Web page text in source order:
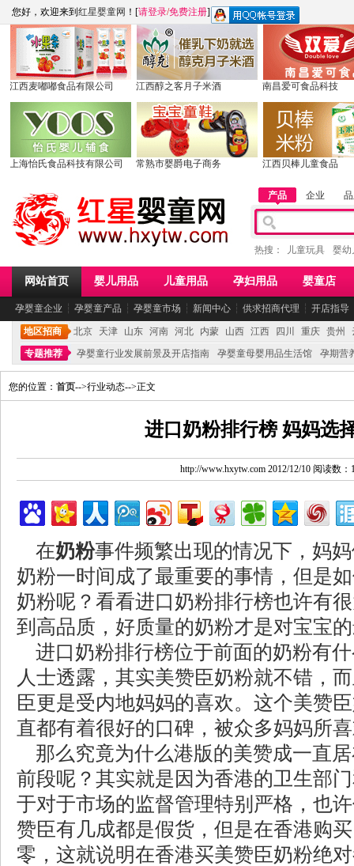
您好，欢迎来到 红星婴童网 ！[请登录/免费注册]
江西麦嘟嘟食品有限公司 江西醇之客月子米酒 南昌爱可食品科技
上海怡氏食品科技有限公司 常熟市婴爵电子商务 江西贝棒儿童食品
产品 企业
热搜： 儿童玩具 婴幼
网站首页 婴儿用品 儿童用品 孕妇用品 婴童店
孕婴童企业 ┆ 孕婴童产品 ┆ 孕婴童市场 ┆ 新闻中心 ┆ 供求招商代理 ┆ 开店指导
地区招商 北京 天津 山东 河南 河北 内蒙 山西 江西 四川 重庆 贵州
专题推荐
孕婴童行业发展前景及开店指南 孕婴童母婴用品生活馆 孕期营
您的位置： 首页-->行业动态-->正文
进口奶粉排行榜 妈妈选
http://www.hxytw.com 2012/12/10 阅读数：
在奶粉事件频繁出现的情况下，妈
奶粉一时间成了最重要的事情，但是
奶粉呢？看看进口奶粉排行榜也许有
到高品质，好质量的奶粉才是对宝宝
进口奶粉排行榜位于前面的奶粉有
人士透露，其实美赞臣奶粉就不错，
臣更是受内地妈妈的喜欢。这个美赞
直都有着很好的口碑，被众多妈妈所
那么究竟为什么港版的美赞成一直
前段呢？其实就是因为香港的卫生部
于对于市场的监督管理特别严格，也
赞臣有几成都是假货，但是在香港购
零，这就说明在香港买美赞臣奶粉绝